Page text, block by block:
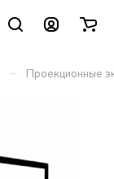
– Проекционные